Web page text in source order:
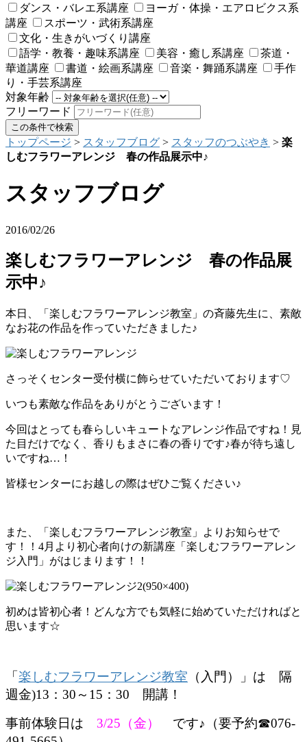
ダンス・バレエ系講座
ヨーガ・体操・エアロビクス系
講座
スポーツ・武術系講座
文化・生きがいづくり講座
語学・教養・趣味系講座
美容・癒し系講座
茶道・
華道講座
書道・絵画系講座 音楽・舞踊系講座
手作
り・手芸系講座
対象年齢
フリーワード
トップページ > スタッフブログ > スタッフのつぶやき > 楽
しむフラワーアレンジ 春の作品展示中♪
スタッフブログ
2016/02/26
楽しむフラワーアレンジ 春の作品展
示中♪
本日、「楽しむフラワーアレンジ教室」の斉藤先生に、素敵
なお花の作品を作っていただきました♪
さっそくセンター受付横に飾らせていただいております♡
いつも素敵な作品をありがとうございます！
今回はとっても春らしいキュートなアレンジ作品ですね！見
た目だけでなく、香りもまさに春の香りです♪春が待ち遠し
いですね…！
皆様センターにお越しの際はぜひご覧ください♪
また、「楽しむフラワーアレンジ教室」よりお知らせで
す！！4月より初心者向けの新講座「楽しむフラワーアレン
ジ入門」がはじまります！！
初めは皆初心者！どんな方でも気軽に始めていただければと
思います☆
「 楽しむフラワーアレンジ教室 （入門）」は 隔
週金)13：30～15：30 開講！
事前体験日は 3/25（金）
です♪（要予約☎076-